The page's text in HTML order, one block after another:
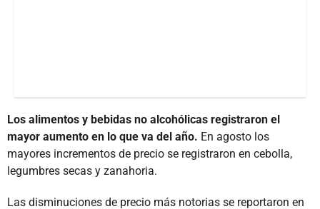
Los alimentos y bebidas no alcohólicas registraron el
mayor aumento en lo que va del año. En agosto los
mayores incrementos de precio se registraron en cebolla,
legumbres secas y zanahoria.
Las disminuciones de precio más notorias se reportaron en